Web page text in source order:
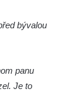
bývalou
panu
Je to